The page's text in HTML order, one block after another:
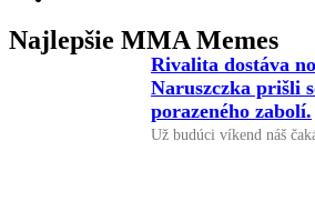
Najlepšie MMA Memes
Rivalita dostáva
Naruszczka prišli
porazeného zabolí.
Už budúci víkend náš